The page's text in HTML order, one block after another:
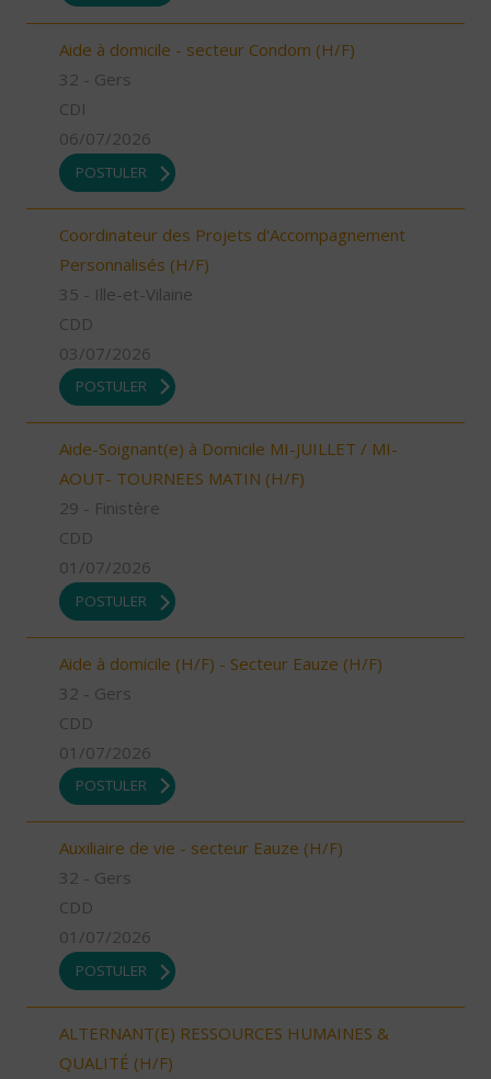
Aide à domicile - secteur Condom (H/F)
32 - Gers
CDI
06/07/2026
POSTULER
Coordinateur des Projets d'Accompagnement
Personnalisés (H/F)
35 - Ille-et-Vilaine
CDD
03/07/2026
POSTULER
Aide-Soignant(e) à Domicile MI-JUILLET / MI-
AOUT- TOURNEES MATIN (H/F)
29 - Finistère
CDD
01/07/2026
POSTULER
Aide à domicile (H/F) - Secteur Eauze (H/F)
32 - Gers
CDD
01/07/2026
POSTULER
Auxiliaire de vie - secteur Eauze (H/F)
32 - Gers
CDD
01/07/2026
POSTULER
ALTERNANT(E) RESSOURCES HUMAINES &
QUALITÉ (H/F)